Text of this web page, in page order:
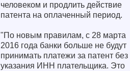
человеком и продлить действие
патента на оплаченный период.
"По новым правилам, с 28 марта
2016 года банки больше не будут
принимать платежи за патент без
указания ИНН плательщика. Это